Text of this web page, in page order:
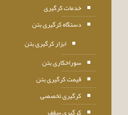
خدمات کرگیری
دستگاه کرگیری بتن
ابزار کرگیری بتن
سوراخکاری بتن
قیمت کرگیری بتن
کرگیری تخصصی
کرگیری سقف